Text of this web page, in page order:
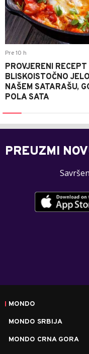
Pre 10 h
PROVJERENI
BLISKOISTOČNO
NAŠEM SATARAŠU,
POLA SATA
PREUZMI
MONDO
MONDO SRBIJA
MONDO CRNA GORA